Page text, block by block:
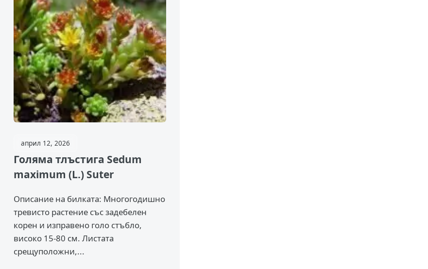
април 12, 2026
Голяма тлъстига Sedum
maximum (L.) Suter
Описание на билката: Многогодишно
тревисто растение със задебелен
корен и изправено го­ло стъбло,
високо 15-80 см. Листата
срещуположни,...